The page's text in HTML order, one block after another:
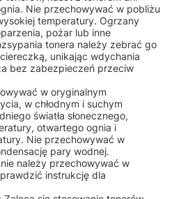
Nie przechowywać w pobliżu
temperatury. Ogrzany
pożar lub inne
tonera należy zebrać go
unikając wdychania
bez zabezpieczeń przeciw
w oryginalnym
w chłodnym i suchym
światła słonecznego,
otwartego ognia i
Nie przechowywać w
pary wodnej.
należy przechowywać w
instrukcję dla